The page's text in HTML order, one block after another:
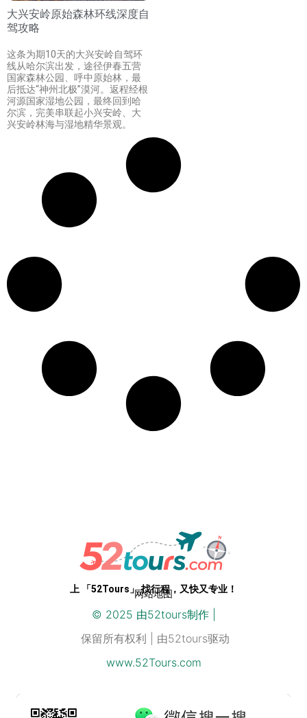
大兴安岭原始森林环线深度自
驾攻略
这条为期10天的大兴安岭自驾环
线从哈尔滨出发，途径伊春五营
国家森林公园、呼中原始林，最
后抵达“神州北极”漠河。返程经根
河源国家湿地公园，最终回到哈
尔滨，完美串联起小兴安岭、大
兴安岭林海与湿地精华景观。
上 「52Tours」 找行程，又快又专业！
网站地图
© 2025 由52tours制作 |
保留所有权利 | 由52tours驱动
www.52Tours.com